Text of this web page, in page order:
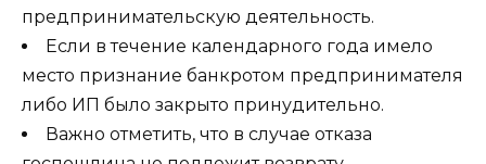
предпринимательскую деятельность.
Если в течение календарного года имело
место признание банкротом предпринимателя
либо ИП было закрыто принудительно.
Важно отметить, что в случае отказа